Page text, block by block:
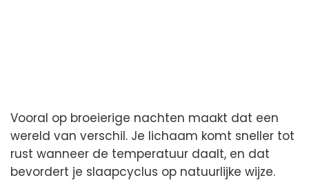
Vooral op broeierige nachten maakt dat een
wereld van verschil. Je lichaam komt sneller tot
rust wanneer de temperatuur daalt, en dat
bevordert je slaapcyclus op natuurlijke wijze.